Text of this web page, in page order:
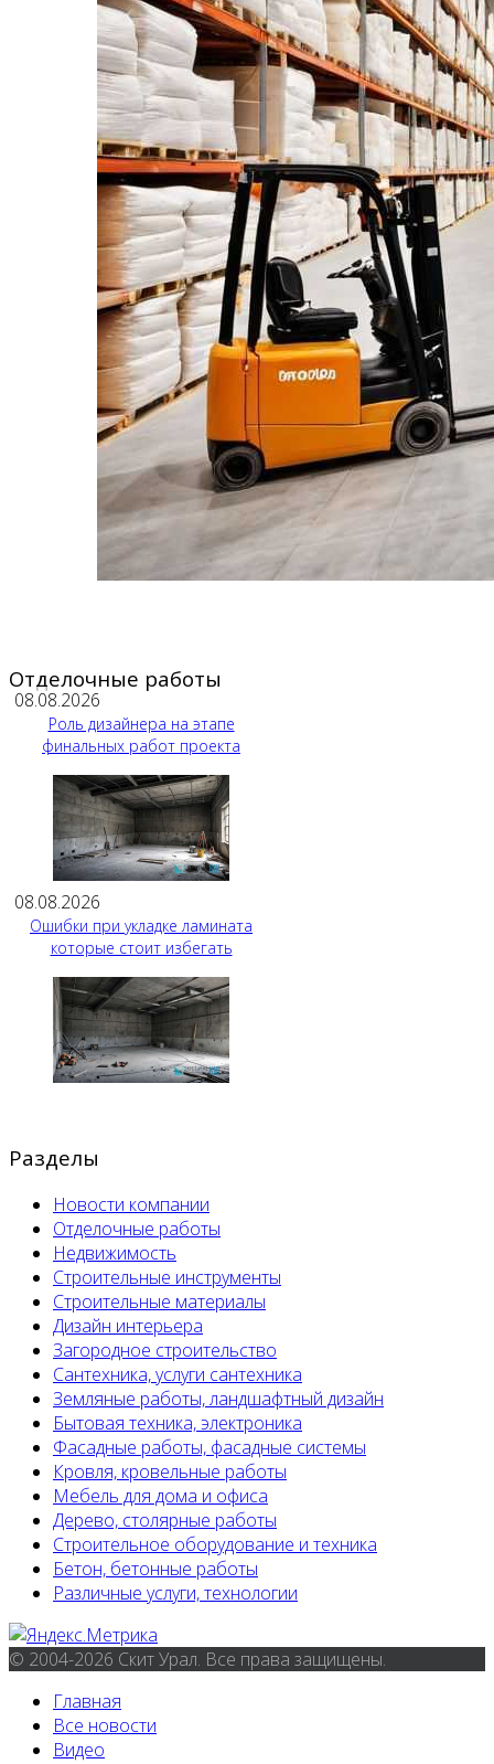
Отделочные работы
08.08.2026
Роль дизайнера на этапе
финальных работ проекта
08.08.2026
Ошибки при укладке ламината
которые стоит избегать
Разделы
Новости компании
Отделочные работы
Недвижимость
Строительные инструменты
Строительные материалы
Дизайн интерьера
Загородное строительство
Сантехника, услуги сантехника
Земляные работы, ландшафтный дизайн
Бытовая техника, электроника
Фасадные работы, фасадные системы
Кровля, кровельные работы
Мебель для дома и офиса
Дерево, столярные работы
Строительное оборудование и техника
Бетон, бетонные работы
Различные услуги, технологии
© 2004-2026 Скит Урал. Все права защищены.
Главная
Все новости
Видео